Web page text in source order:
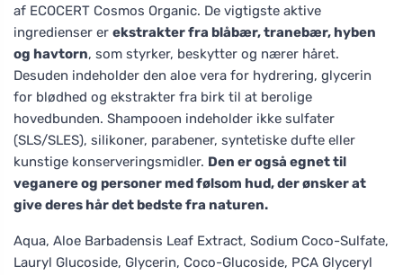
af ECOCERT Cosmos Organic. De vigtigste aktive
ingredienser er ekstrakter fra blåbær, tranebær, hyben
og havtorn, som styrker, beskytter og nærer håret.
Desuden indeholder den aloe vera for hydrering, glycerin
for blødhed og ekstrakter fra birk til at berolige
hovedbunden. Shampooen indeholder ikke sulfater
(SLS/SLES), silikoner, parabener, syntetiske dufte eller
kunstige konserveringsmidler. Den er også egnet til
veganere og personer med følsom hud, der ønsker at
give deres hår det bedste fra naturen.
Aqua, Aloe Barbadensis Leaf Extract, Sodium Coco-Sulfate,
Lauryl Glucoside, Glycerin, Coco-Glucoside, PCA Glyceryl